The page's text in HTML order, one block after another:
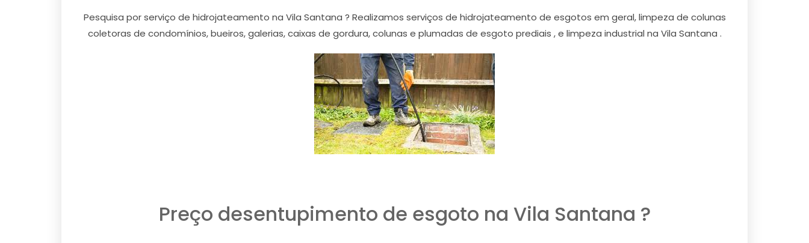
Pesquisa por serviço de hidrojateamento na Vila Santana ? Realizamos serviços de hidrojateamento de esgotos em geral, limpeza de colunas
coletoras de condomínios, bueiros, galerias, caixas de gordura, colunas e plumadas de esgoto prediais , e limpeza industrial na Vila Santana .
Preço desentupimento de esgoto na Vila Santana ?